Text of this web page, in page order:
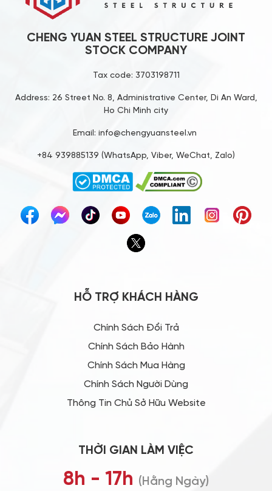
trình triển khai dự án.
CHENG YUAN STEEL STRUCTURE JOINT
STOCK COMPANY
Tax code: 3703198711
Address: 26 Street No. 8, Administrative Center, Di An Ward,
Ho Chi Minh city
Email: info@chengyuansteel.vn
+84 939885139 (WhatsApp, Viber, WeChat, Zalo)
HỖ TRỢ KHÁCH HÀNG
Chính Sách Đổi Trả
Chính Sách Bảo Hành
Chính Sách Mua Hàng
Chính Sách Người Dùng
Thông Tin Chủ Sở Hữu Website
THỜI GIAN LÀM VIỆC
8h - 17h (Hằng Ngày)